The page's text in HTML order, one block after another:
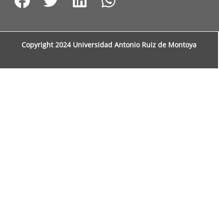
Copyright 2024 Universidad Antonio Ruiz de Montoya